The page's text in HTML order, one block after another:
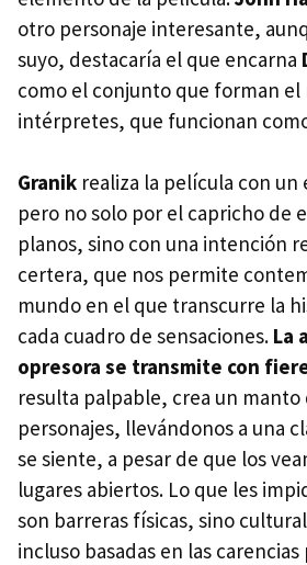
otro personaje interesante,
suyo, destacaría el que encarna
como el conjunto que forman el
intérpretes, que funcionan
Granik realiza la película con un
pero no solo por el capricho de
planos, sino con una intención
certera, que nos permite
mundo en el que transcurre la
cada cuadro de sensaciones. La
opresora se transmite con
resulta palpable, crea un manto
personajes, llevándonos a una
se siente, a pesar de que los
lugares abiertos. Lo que les
son barreras físicas, sino
incluso basadas en las